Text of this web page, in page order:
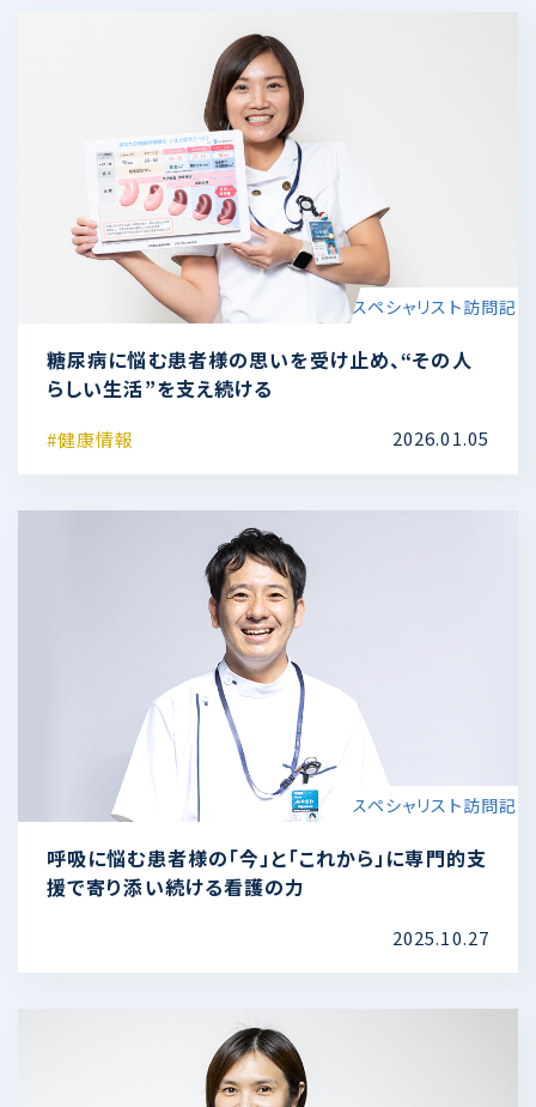
寧に伺い、医師・看護師と共有しながら、その方に合
ったかたちで治療を続けられるようサポートしてい
ます。根治を目指す治療では患者様に踏ん張っても
らう場面もありますが、つらいときは、継続のための
工夫や薬の減量も含めて一緒に考えます。 やり
がいを感じるのは、患者様の気持ちに寄り添いなが
ら不安を具体的な対策へ変え、治療の継続を後押
しできたときです。例えば、ある乳がん患者様は、抗
がん剤による吐き気があったものの「この程度で言
っていいのかな」と医師への相談をためらっていま
が出た際の対処薬が手元になく、「自宅で強く出た
らどうしよう」と不安を抱えていたのです。点滴治療
中にこぼれた悩みの言葉を受けて私から医師へ相
談し、薬を追加してもらったところ、「気持ち悪くなっ
たけど、薬があったおかげで安心して過ごせた」と
言っていただけました。 私たちは医師だけでな
く、看護師や薬剤師を含めたチームとして患者様を
支えています。「先生には言いづらいけれど、ちょっと
心配」「こんなこと相談していいのかな」―そう感じ
ることがあれば、遠慮なく声をかけてください。「薬
剤師の話も聞いてみたい」と言っていただければ、
一緒に不安を整理し、安心して治療に向き合えるよ
うお手伝いします。
スペシャリスト訪問記
糖尿病に悩む患者様の思いを受け止め、“その人
らしい生活”を支え続ける
#健康情報 2026.01.05
スペシャリスト訪問記
呼吸に悩む患者様の「今」と「これから」に専門的支
援で寄り添い続ける看護の力
2025.10.27